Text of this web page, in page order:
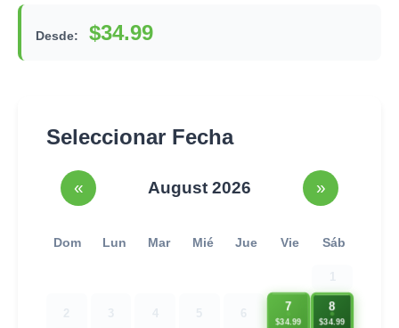
Desde: $34.99
Seleccionar Fecha
« August 2026 »
Dom Lun Mar Mié Jue Vie Sáb
7
$34.99
8
$34.99